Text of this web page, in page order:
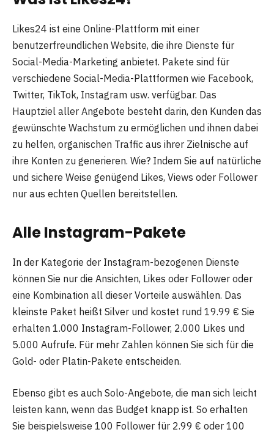
Likes24 ist eine Online-Plattform mit einer
benutzerfreundlichen Website, die ihre Dienste für
Social-Media-Marketing anbietet. Pakete sind für
verschiedene Social-Media-Plattformen wie Facebook,
Twitter, TikTok, Instagram usw. verfügbar. Das
Hauptziel aller Angebote besteht darin, den Kunden das
gewünschte Wachstum zu ermöglichen und ihnen dabei
zu helfen, organischen Traffic aus ihrer Zielnische auf
ihre Konten zu generieren. Wie? Indem Sie auf natürliche
und sichere Weise genügend Likes, Views oder Follower
nur aus echten Quellen bereitstellen.
Alle Instagram-Pakete
In der Kategorie der Instagram-bezogenen Dienste
können Sie nur die Ansichten, Likes oder Follower oder
eine Kombination all dieser Vorteile auswählen. Das
kleinste Paket heißt Silver und kostet rund 19.99 € Sie
erhalten 1.000 Instagram-Follower, 2.000 Likes und
5.000 Aufrufe. Für mehr Zahlen können Sie sich für die
Gold- oder Platin-Pakete entscheiden.
Ebenso gibt es auch Solo-Angebote, die man sich leicht
leisten kann, wenn das Budget knapp ist. So erhalten
Sie beispielsweise 100 Follower für 2.99 € oder 100